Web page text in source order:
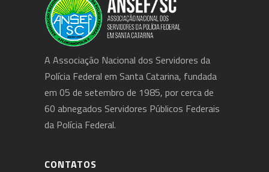
A Associação Nacional dos Servidores da
Polícia Federal em Santa Catarina, fundada
em 05 de setembro de 1985, por cerca de
60 abnegados Servidores Públicos Federais
da Polícia Federal.
CONTATOS